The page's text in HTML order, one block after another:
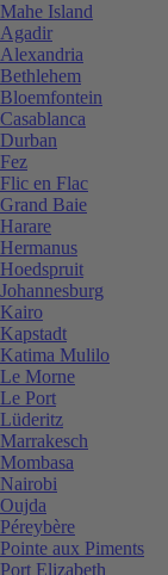
Mahe Island
Agadir
Alexandria
Bethlehem
Bloemfontein
Casablanca
Durban
Fez
Flic en Flac
Grand Baie
Harare
Hermanus
Hoedspruit
Johannesburg
Kairo
Kapstadt
Katima Mulilo
Le Morne
Le Port
Lüderitz
Marrakesch
Mombasa
Nairobi
Oujda
Péreybère
Pointe aux Piments
Port Elizabeth